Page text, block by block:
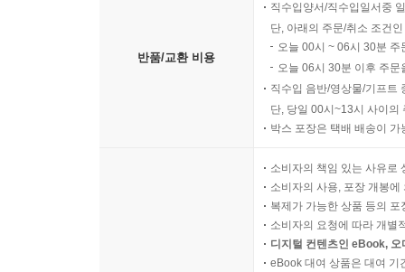
반품/교환 비용
직수입양서/직수입일서중
단, 아래의 주문/취소 조건
오늘 00시 ~ 06시 30분
오늘 06시 30분 이후 주
직수입 음반/영상물/기프트
단, 당일 00시~13시 사이의
박스 포장은 택배 배송이
소비자의 책임 있는 사유로
소비자의 사용, 포장 개봉
복제가 가능한 상품 등의
소비자의 요청에 따라 개별
디지털 컨텐츠인 eBook,
eBook 대여 상품은 대여 기